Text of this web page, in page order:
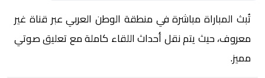
تُبث المباراة مباشرة في منطقة الوطن العربي عبر قناة غير
معروف، حيث يتم نقل أحداث اللقاء كاملة مع تعليق صوتي
مميز.